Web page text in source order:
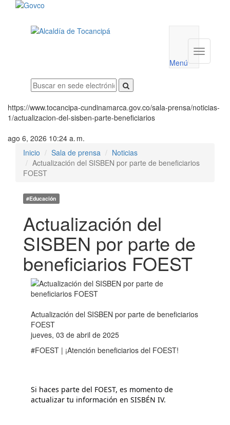
utilidades
Menú
Menú
https://www.tocancipa-cundinamarca.gov.co/sala-prensa/noticias-
1/actualizacion-del-sisben-parte-beneficiarios
ago 6, 2026 10:24 a. m.
Inicio
Sala de prensa
Noticias
Actualización del SISBEN por parte de beneficiarios
FOEST
#Educación
Actualización del
SISBEN por parte de
beneficiarios FOEST
Actualización del SISBEN por parte de beneficiarios
FOEST
jueves, 03 de abril de 2025
#FOEST | ¡Atención beneficiarios del FOEST!
Si haces parte del FOEST, es momento de
actualizar tu información en SISBÉN IV.